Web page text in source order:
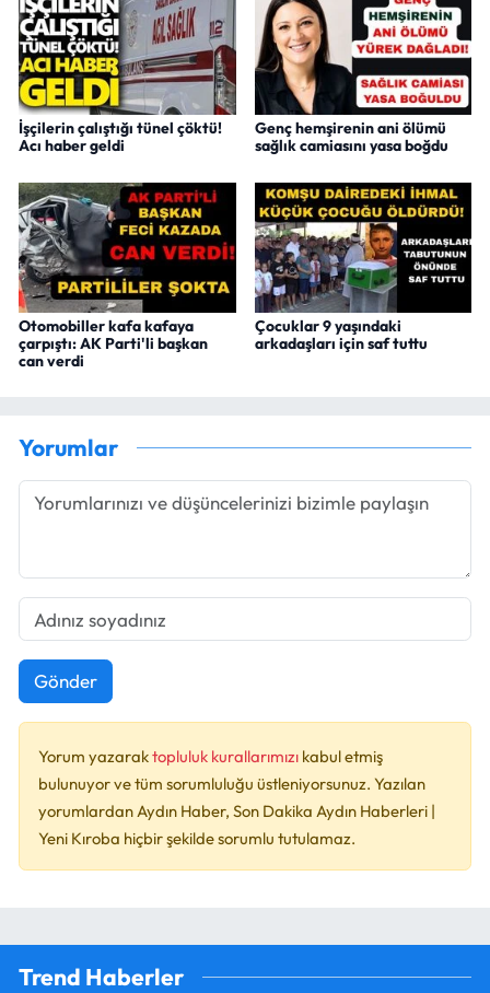
İşçilerin çalıştığı tünel çöktü!
Acı haber geldi
Genç hemşirenin ani ölümü
sağlık camiasını yasa boğdu
Otomobiller kafa kafaya
çarpıştı: AK Parti'li başkan
can verdi
Çocuklar 9 yaşındaki
arkadaşları için saf tuttu
Yorumlar
Gönder
Yorum yazaraktopluluk kurallarımızı kabul etmiş
bulunuyor ve tüm sorumluluğu üstleniyorsunuz. Yazılan
yorumlardan Aydın Haber, Son Dakika Aydın Haberleri |
Yeni Kıroba hiçbir şekilde sorumlu tutulamaz.
Trend Haberler